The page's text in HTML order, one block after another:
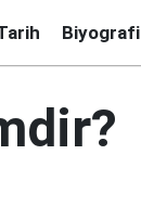
Biyografi